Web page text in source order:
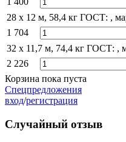
28 x 12 м, 58,4 кг ГОСТ: ,
1 704
32 x 11,7 м, 74,4 кг ГОСТ: ,
2 226
Корзина пока пуста
Спецпредложения
вход/регистрация
Случайный отзыв